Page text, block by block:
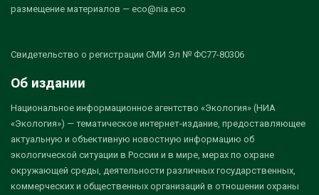
размещение материалов — eco@nia.eco
Свидетельство о регистрации СМИ Эл № ФС77-80306
Об издании
Национальное информационное агентство «Экология» (НИА
«Экология») — тематическое интернет-издание, предоставляющее
актуальную и объективную новостную информацию об
экологической ситуации в России и в мире, мерах по охране
окружающей среды, деятельности различных государственных,
коммерческих и общественных организаций в отношении охраны